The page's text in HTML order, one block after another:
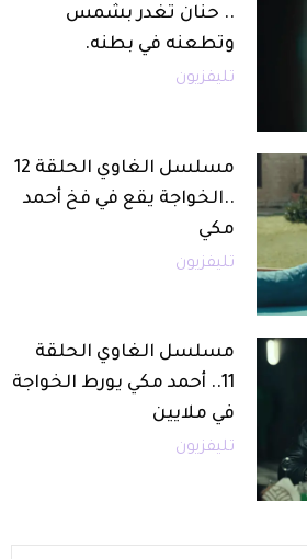
.. حنان تغدر بشمس
وتطعنه في بطنه.
تليفزيون
مسلسل الغاوي الحلقة 12
..الخواجة يقع في فخ أحمد
مكي
تليفزيون
مسلسل الغاوي الحلقة
11.. أحمد مكي يورط الخواجة
في ملايين
تليفزيون